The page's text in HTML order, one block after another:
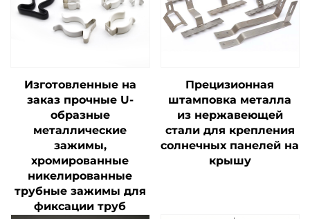
Изготовленные на
заказ прочные U-
образные
металлические
зажимы,
хромированные
никелированные
трубные зажимы для
фиксации труб
Прецизионная
штамповка металла
из нержавеющей
стали для крепления
солнечных панелей на
крышу